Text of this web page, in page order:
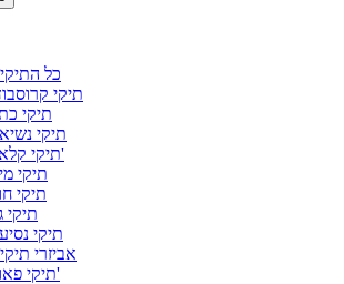
כל
תיקי
תיקי
תיקי
תיקי קלאץ'
תיקי
תיקי
תיקי
תיקי
אביזרי
תיקי פאוץ'